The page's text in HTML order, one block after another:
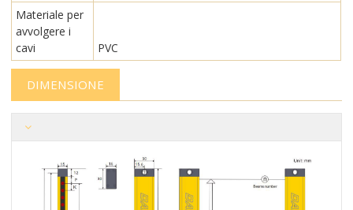
Materiale per
avvolgere i
cavi
PVC
DIMENSIONE